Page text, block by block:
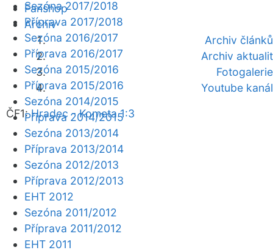
Fanshop
Archiv
Archiv článků
Archiv aktualit
Fotogalerie
Youtube kanál
ČF1:Hradec - Kometa 1:3
Sezóna 2017/2018
Příprava 2017/2018
Sezóna 2016/2017
Příprava 2016/2017
Sezóna 2015/2016
Příprava 2015/2016
Sezóna 2014/2015
Příprava 2014/2015
Sezóna 2013/2014
Příprava 2013/2014
Sezóna 2012/2013
Příprava 2012/2013
EHT 2012
Sezóna 2011/2012
Příprava 2011/2012
EHT 2011